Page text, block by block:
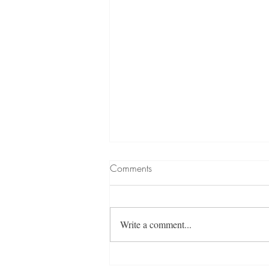
Comments
Write a comment...